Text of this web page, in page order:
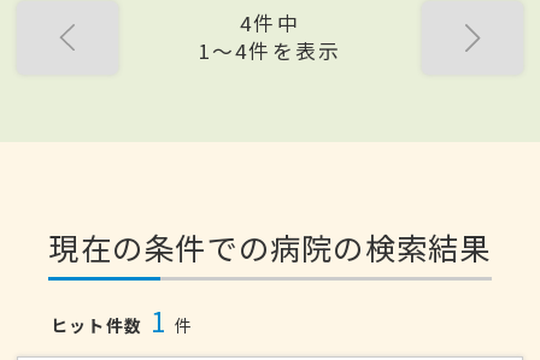
4件中
1〜4件を表示
現在の条件での病院の検索結果
ヒット件数 1 件